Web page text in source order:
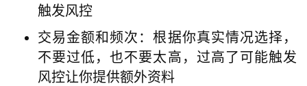
触发风控
交易金额和频次：根据你真实情况选择，
不要过低，也不要太高，过高了可能触发
风控让你提供额外资料